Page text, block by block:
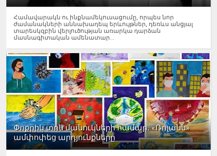
Համավարակն ու ինքնամեկուսացումը, որպես նոր
ժամանակների աննախադեպ երևույթներ, դեռևս անցյալ
տարեսկզբին վերլուծության առարկա դարձան
մասնագիտական ամենատար...
Փոքրիկ տոն մանուկների համար․ «Ռոլանն»
ամփոփեց արդյունքները